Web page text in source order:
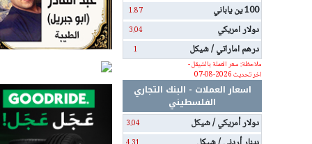
100 ين ياباني 1.87
دولار امريكي 3.04
درهم اماراتي / شيكل
1
ملاحظة: سعر العملة بالشيقل -
اخر تحديث 2026-08-07
اسعار العملات - البنك التجاري
الفلسطيني
دولار أمريكي / شيكل
3.04